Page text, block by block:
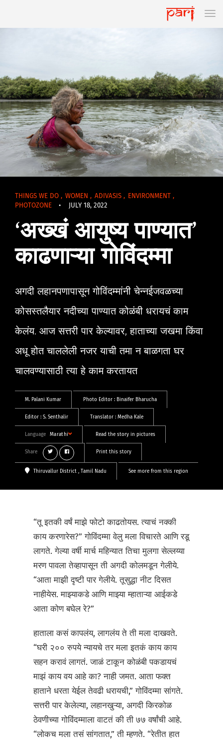
THINGS WE DO , WOMEN , ADIVASIS , ENVIRONMENT ,
PHOTOZONE
• JULY 18, 2022
‘अख्खं आयुष्य पाण्यात’
काढणाऱ्या गोविंदम्मा
अगदी लहानपणापासून गोविंदम्मांनी चेन्नईजवळच्या
कोसस्तलैयार नदीच्या पाण्यात कोळंबी धरायचं काम
केलंय. आज सत्तरी पार केल्यावर, हाताच्या जखमा किंवा
अधू होत चाललेली नजर याची तमा न बाळगता घर
चालवण्यासाठी त्या हे काम करतायत
M. Palani Kumar Photo Editor : Binaifer Bharucha
Editor : S. Senthalir Translator : Medha Kale
Language Marathi Read the story in pictures
Share Print this story
Thiruvallur District , Tamil Nadu See more from this region
“तू इतकी वर्षं माझे फोटो काढतोयस. त्याचं नक्की
काय करणारेस?” गोविंदम्मा वेलु मला विचारते आणि रडू
लागते. गेल्या वर्षी मार्च महिन्यात तिचा मुलगा सेल्लय्या
मरण पावला तेव्हापासून ती अगदी कोलमडून गेलीये.
“आता माझी दृष्टी पार गेलीये. तूसुद्धा नीट दिसत
नाहीयेस. माझ्याकडे आणि माझ्या म्हाताऱ्या आईकडे
आता कोण बघेल रे?”
हाताला कसं कापलंय, लागलंय ते ती मला दाखवते.
“घरी २०० रुपये न्यायचे तर मला इतकं काय काय
सहन करावं लागतं. जाळं टाकून कोळंबी पकडायचं
माझं काय वय आहे का? नाही जमत. आता फक्त
हाताने धरता येईल तेवढी धरायची,” गोविंदम्मा सांगते.
सत्तरी पार केलेल्या, लहानखुऱ्या, अगदी किरकोळ
ठेवणीच्या गोविंदम्माला वाटतं की ती ७७ वर्षांची आहे.
“लोकच मला तसं सांगतात,” ती म्हणते. “रेतीत हात